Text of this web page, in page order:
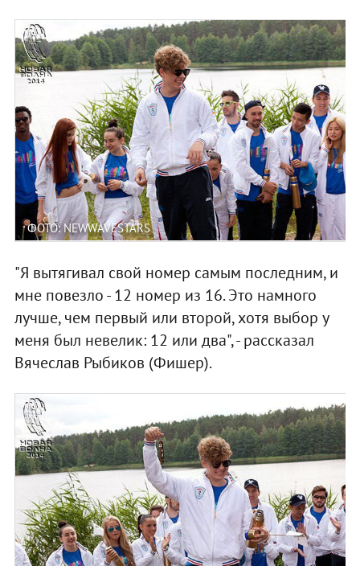
ФОТО: NEWWAVESTARS
"Я вытягивал свой номер самым последним, и
мне повезло - 12 номер из 16. Это намного
лучше, чем первый или второй, хотя выбор у
меня был невелик: 12 или два", - рассказал
Вячеслав Рыбиков (Фишер).